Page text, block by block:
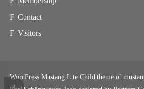
Contact
Visitors
WordPress Mustang Lite Child theme of